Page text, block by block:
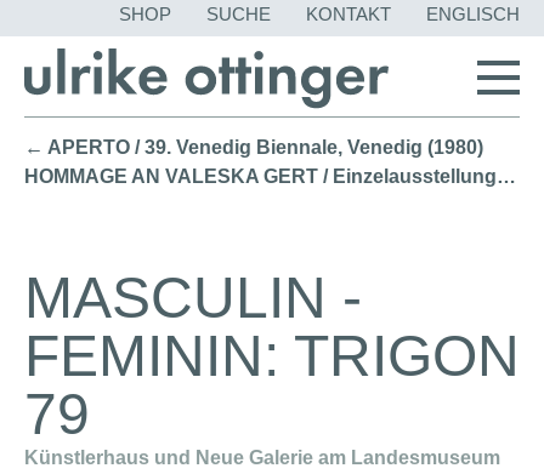
NAVIGATION
SHOP SUCHE KONTAKT ENGLISCH
← APERTO / 39. Venedig Biennale, Venedig (1980)
HOMMAGE AN VALESKA GERT / Einzelausstellung Deutsche Kinemathek und Galerie Werner Kunze im Arsenal 2, Berlin (1978) →
MASCULIN -
FEMININ: TRIGON
79
Künstlerhaus und Neue Galerie am Landesmuseum